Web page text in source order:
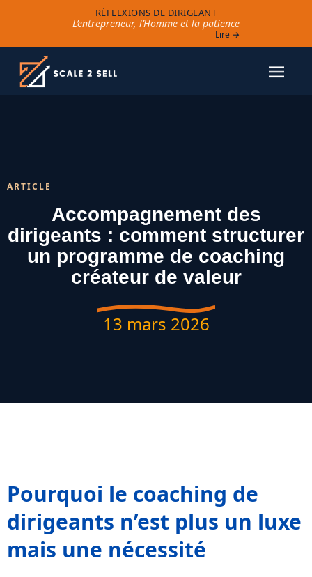
RÉFLEXIONS DE DIRIGEANT
L’entrepreneur, l’Homme et la patience
Lire →
ARTICLE
Accompagnement des
dirigeants : comment structurer
un programme de coaching
créateur de valeur
13 mars 2026
Pourquoi le coaching de
dirigeants n’est plus un luxe
mais une nécessité